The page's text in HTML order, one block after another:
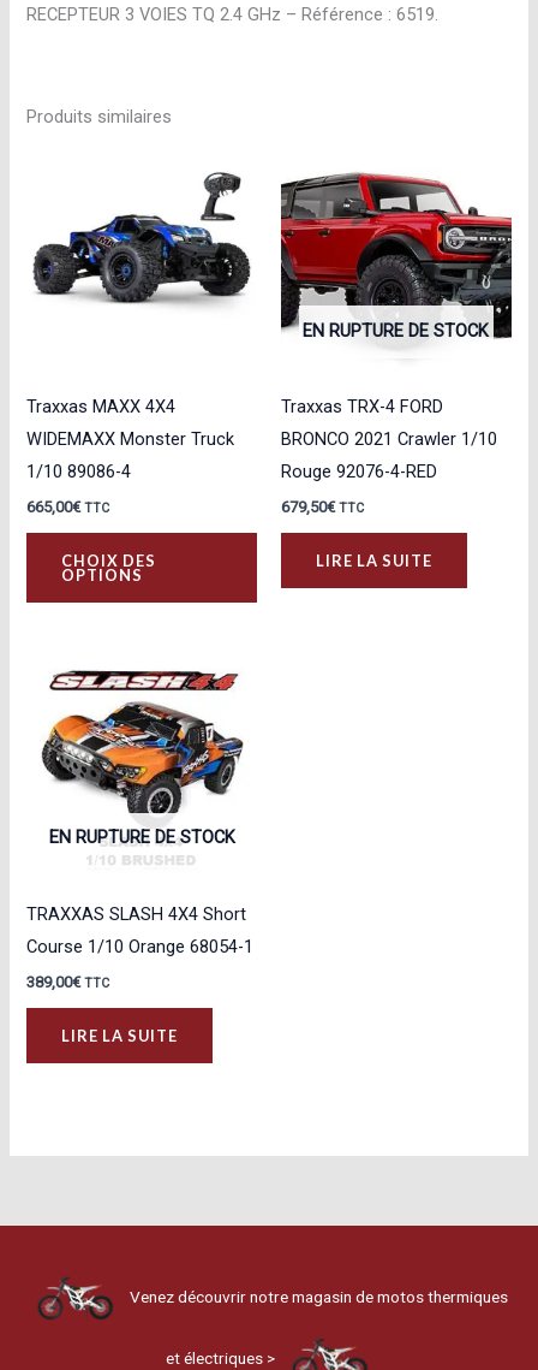
RECEPTEUR 3 VOIES TQ 2.4 GHz – Référence : 6519.
Produits similaires
Traxxas MAXX 4X4
WIDEMAXX Monster Truck
1/10 89086-4
665,00€ TTC
CHOIX DES
OPTIONS
Ce
a
EN RUPTURE DE STOCK
Traxxas TRX-4 FORD
BRONCO 2021 Crawler 1/10
Rouge 92076-4-RED
679,50€ TTC
LIRE LA SUITE
EN RUPTURE DE STOCK
TRAXXAS SLASH 4X4 Short
Course 1/10 Orange 68054-1
389,00€ TTC
LIRE LA SUITE
Venez découvrir notre magasin de motos thermiques
et électriques >